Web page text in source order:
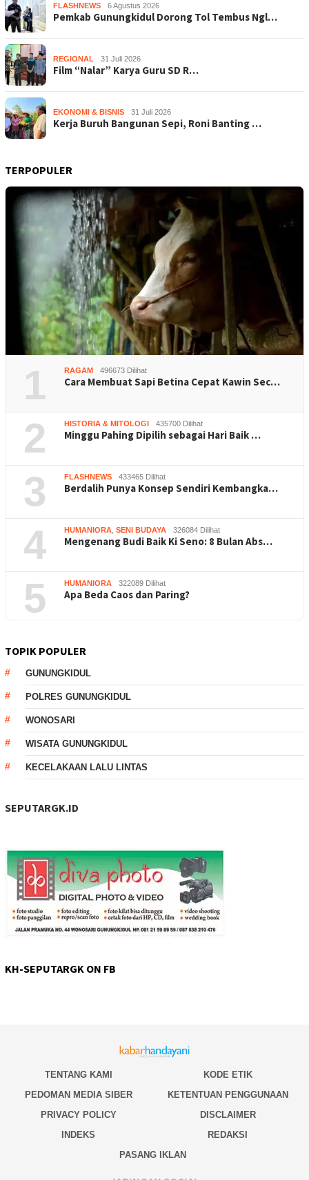
FLASHNEWS 6 Agustus 2026
Pemkab Gunungkidul Dorong Tol Tembus Ngl…
REGIONAL 31 Juli 2026
Film “Nalar” Karya Guru SD R…
EKONOMI & BISNIS 31 Juli 2026
Kerja Buruh Bangunan Sepi, Roni Banting …
TERPOPULER
1 RAGAM 496673 Dilihat
Cara Membuat Sapi Betina Cepat Kawin Sec…
2 HISTORIA & MITOLOGI 435700 Dilihat
Minggu Pahing Dipilih sebagai Hari Baik …
3 FLASHNEWS 433465 Dilihat
Berdalih Punya Konsep Sendiri Kembangka…
4 HUMANIORA SENI BUDAYA 326084 Dilihat
Mengenang Budi Baik Ki Seno: 8 Bulan Abs…
5 HUMANIORA 322089 Dilihat
Apa Beda Caos dan Paring?
TOPIK POPULER
GUNUNGKIDUL
POLRES GUNUNGKIDUL
WONOSARI
WISATA GUNUNGKIDUL
KECELAKAAN LALU LINTAS
SEPUTARGK.ID
KH-SEPUTARGK ON FB
TENTANG KAMI
KODE ETIK
PEDOMAN MEDIA SIBER
KETENTUAN PENGGUNAAN
PRIVACY POLICY
DISCLAIMER
INDEKS
REDAKSI
PASANG IKLAN